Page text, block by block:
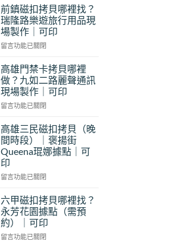
竹
磁
扣
拷
貝
裡
找？
新
豐
花
工
坊
現
場
製
作
可
印〉
中
前鎮磁扣拷貝哪裡找？
瑞隆路樂遊旅行用品現
場製作｜可印
在
鎮
磁
扣
拷
貝
裡
找？
瑞
隆
路
樂
旅
行
用
品
現
留言功能已關閉
高雄門禁卡拷貝哪裡
做？九如二路麗聲通訊
現場製作｜可印
在
雄
門
禁
卡
拷
貝
裡
做？
九
如
二
留言功能已關閉
高雄三民磁扣拷貝（晚
間時段）｜褒揚街
Queena琨娜據點｜可
印
在
雄
三
民
磁
扣
留言功能已關閉
六甲磁扣拷貝哪裡找？
永芳花園據點（需預
約）｜可印
在
留言功能已關閉